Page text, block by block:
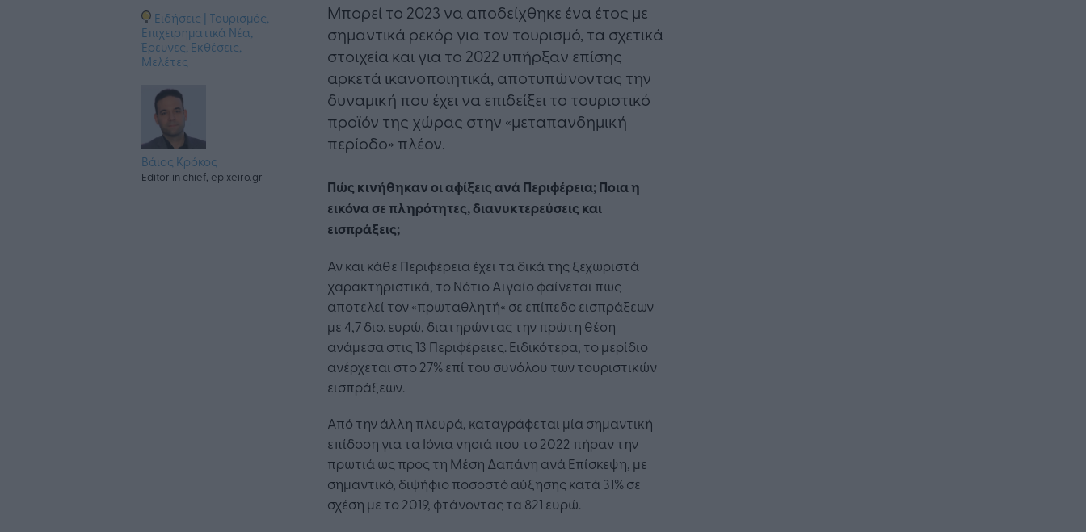
Ειδήσεις | Τουρισμός,
Επιχειρηματικά Νέα,
Έρευνες, Εκθέσεις,
Μελέτες
Βάιος Κρόκος
Editor in chief, epixeiro.gr
Μπορεί το 2023 να αποδείχθηκε ένα έτος με
σημαντικά ρεκόρ για τον τουρισμό, τα σχετικά
στοιχεία και για το 2022 υπήρξαν επίσης
αρκετά ικανοποιητικά, αποτυπώνοντας την
δυναμική που έχει να επιδείξει το τουριστικό
προϊόν της χώρας στην «μεταπανδημική
περίοδο» πλέον.
Πώς κινήθηκαν οι αφίξεις ανά Περιφέρεια; Ποια η
εικόνα σε πληρότητες, διανυκτερεύσεις και
εισπράξεις;
Αν και κάθε Περιφέρεια έχει τα δικά της ξεχωριστά
χαρακτηριστικά, το Νότιο Αιγαίο φαίνεται πως
αποτελεί τον «πρωταθλητή« σε επίπεδο εισπράξεων
με 4,7 δισ. ευρώ, διατηρώντας την πρώτη θέση
ανάμεσα στις 13 Περιφέρειες. Ειδικότερα, το μερίδιο
ανέρχεται στο 27% επί του συνόλου των τουριστικών
εισπράξεων.
Από την άλλη πλευρά, καταγράφεται μία σημαντική
επίδοση για τα Ιόνια νησιά που το 2022 πήραν την
πρωτιά ως προς τη Μέση Δαπάνη ανά Επίσκεψη, με
σημαντικό, διψήφιο ποσοστό αύξησης κατά 31% σε
σχέση με το 2019, φτάνοντας τα 821 ευρώ.